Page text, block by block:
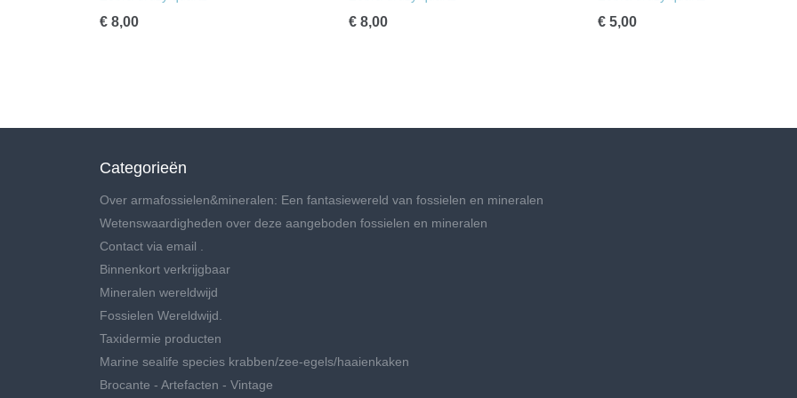
€ 8,00 € 8,00 € 5,00
Categorieën
Over armafossielen&mineralen: Een fantasiewereld van fossielen en mineralen
Wetenswaardigheden over deze aangeboden fossielen en mineralen
Contact via email .
Binnenkort verkrijgbaar
Mineralen wereldwijd
Fossielen Wereldwijd.
Taxidermie producten
Marine sealife species krabben/zee-egels/haaienkaken
Brocante - Artefacten - Vintage